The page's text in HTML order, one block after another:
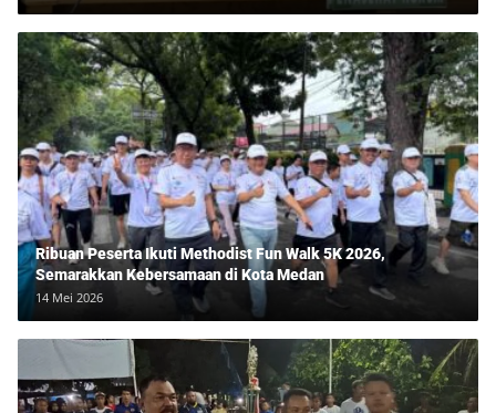
Ribuan Peserta Ikuti Methodist Fun Walk 5K 2026,
Semarakkan Kebersamaan di Kota Medan
14 Mei 2026